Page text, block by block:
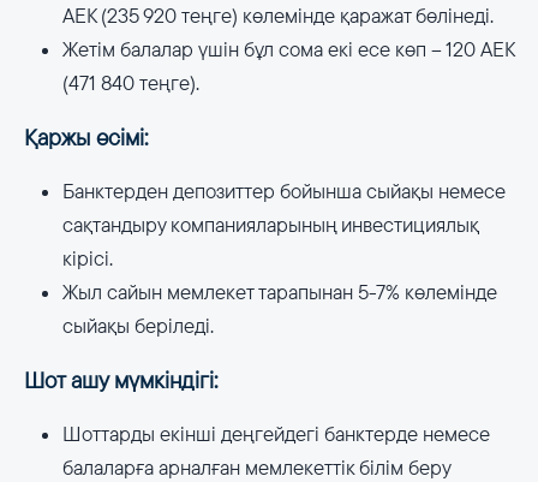
АЕК (235 920 теңге) көлемінде қаражат бөлінеді.
Жетім балалар үшін бұл сома екі есе көп – 120 АЕК
(471 840 теңге).
Қаржы өсімі:
Банктерден депозиттер бойынша сыйақы немесе
сақтандыру компанияларының инвестициялық
кірісі.
Жыл сайын мемлекет тарапынан 5-7% көлемінде
сыйақы беріледі.
Шот ашу мүмкіндігі:
Шоттарды екінші деңгейдегі банктерде немесе
балаларға арналған мемлекеттік білім беру